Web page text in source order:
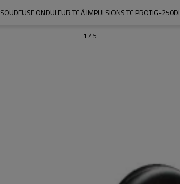
SOUDEUSE ONDULEUR TC À IMPULSIONS TC PROTIG-250DI
1 / 5